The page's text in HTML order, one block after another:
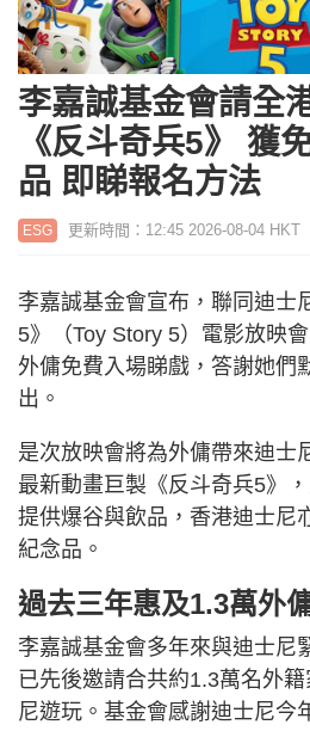
李嘉誠基金會請全
《反斗奇兵5》 獲
品 即睇報名方法
ESG 更新時間：12:45 2026-08-04 HKT
李嘉誠基金會宣布，聯同迪士
5》（Toy Story 5）電影放映
外傭免費入場睇戲，答謝她們
出。
是次放映會將為外傭帶來迪士
最新動畫巨製《反斗奇兵5》
提供爆谷與飲品，香港迪士尼
紀念品。
過去三年惠及1.3萬外
李嘉誠基金會多年來與迪士尼
已先後邀請合共約1.3萬名外
尼遊玩。基金會感謝迪士尼今